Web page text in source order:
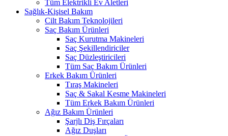
Tüm Elektrikli Ev Aletleri
Sağlık-Kişisel Bakım
Cilt Bakım Teknolojileri
Saç Bakım Ürünleri
Saç Kurutma Makineleri
Saç Şekillendiriciler
Saç Düzleştiricileri
Tüm Saç Bakım Ürünleri
Erkek Bakım Ürünleri
Tıraş Makineleri
Saç & Sakal Kesme Makineleri
Tüm Erkek Bakım Ürünleri
Ağız Bakım Ürünleri
Şarjlı Diş Fırçaları
Ağız Duşları